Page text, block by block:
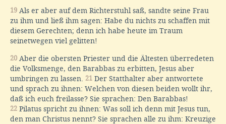
19 Als er aber auf dem Richterstuhl saß, sandte seine Frau
zu ihm und ließ ihm sagen: Habe du nichts zu schaffen mit
diesem Gerechten; denn ich habe heute im Traum
seinetwegen viel gelitten!
20 Aber die obersten Priester und die Ältesten überredeten
die Volksmenge, den Barabbas zu erbitten, Jesus aber
umbringen zu lassen. 21 Der Statthalter aber antwortete
und sprach zu ihnen: Welchen von diesen beiden wollt ihr,
daß ich euch freilasse? Sie sprachen: Den Barabbas!
22 Pilatus spricht zu ihnen: Was soll ich denn mit Jesus tun,
den man Christus nennt? Sie sprachen alle zu ihm: Kreuzige